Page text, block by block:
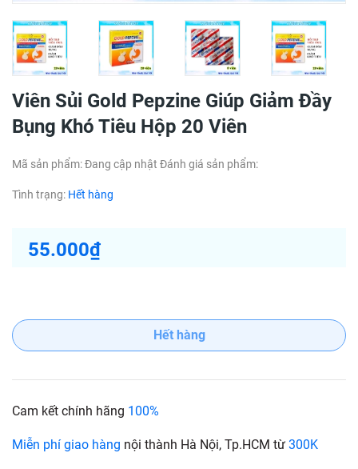
Viên Sủi Gold Pepzine Giúp Giảm Đầy
Bụng Khó Tiêu Hộp 20 Viên
Mã sản phẩm:Đang cập nhật Đánh giá sản phẩm:
Tình trạng: Hết hàng
55.000₫
Hết hàng
Cam kết chính hãng 100%
Miễn phí giao hàng nội thành Hà Nội, Tp.HCM từ 300K